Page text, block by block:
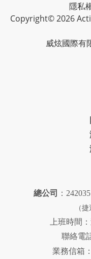
隱私
Copyright© 2026
威炫國際有
總公司 ：
（
上班時間
聯絡電
業務信箱：